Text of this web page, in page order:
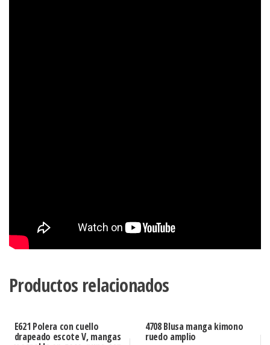
Productos relacionados
E621 Polera con cuello
drapeado escote V, mangas
4708 Blusa manga kimono
ruedo amplio